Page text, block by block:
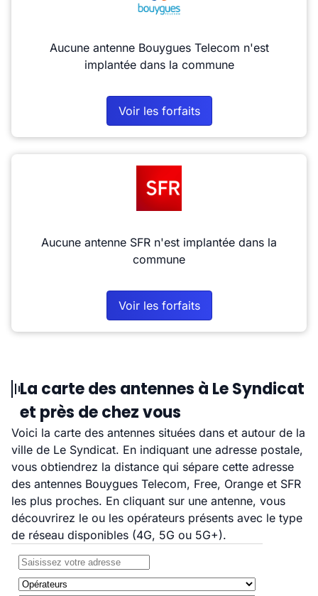
Aucune antenne Bouygues Telecom n'est
implantée dans la commune
Voir les forfaits
Aucune antenne SFR n'est implantée dans la
commune
Voir les forfaits
La carte des antennes à Le Syndicat
et près de chez vous
Voici la carte des antennes situées dans et autour de la
ville de Le Syndicat. En indiquant une adresse postale,
vous obtiendrez la distance qui sépare cette adresse
des antennes Bouygues Telecom, Free, Orange et SFR
les plus proches. En cliquant sur une antenne, vous
découvrirez le ou les opérateurs présents avec le type
de réseau disponibles (4G, 5G ou 5G+).